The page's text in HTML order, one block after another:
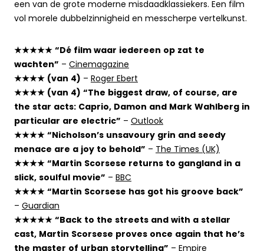
een van de grote moderne misdaadklassiekers. Een film
vol morele dubbelzinnigheid en messcherpe vertelkunst.
★★★★★ “Dé film waar iedereen op zat te
wachten” – Cinemagazine
★★★★ (van 4) – Roger Ebert
★★★★ (van 4) “The biggest draw, of course, are
the star acts: Caprio, Damon and Mark Wahlberg in
particular are electric” – Outlook
★★★★ “Nicholson’s unsavoury grin and seedy
menace are a joy to behold” – The Times (UK)
★★★★ “Martin Scorsese returns to gangland in a
slick, soulful movie” – BBC
★★★★ “Martin Scorsese has got his groove back”
– Guardian
★★★★★ “Back to the streets and with a stellar
cast, Martin Scorsese proves once again that he’s
the master of urban storytelling” – Empire